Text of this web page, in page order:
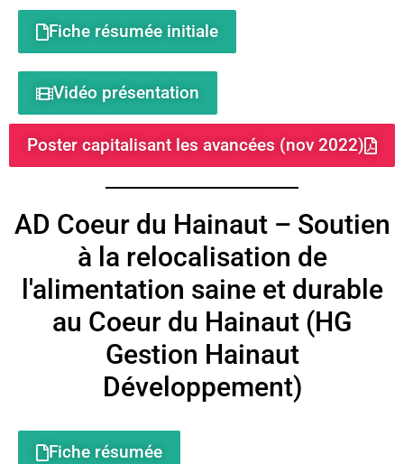
Fiche résumée initiale
Vidéo présentation
Poster capitalisant les avancées (nov 2022)
AD Coeur du Hainaut – Soutien
à la relocalisation de
l'alimentation saine et durable
au Coeur du Hainaut (HG
Gestion Hainaut
Développement)
Fiche résumée